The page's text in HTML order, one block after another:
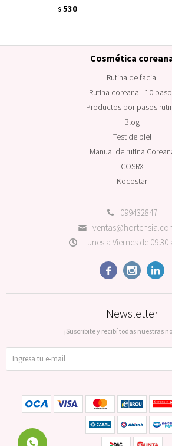
$ 530
099432847
Lunes a Viernes de 09:30
  
Cosmética
Rutina de facial
Rutina coreana - 10
Productos por pasos
Blog
Test de piel
Manual de rutina
COSRX
Kocostar
Newsletter
¡Suscribite y recibí todas nuestras